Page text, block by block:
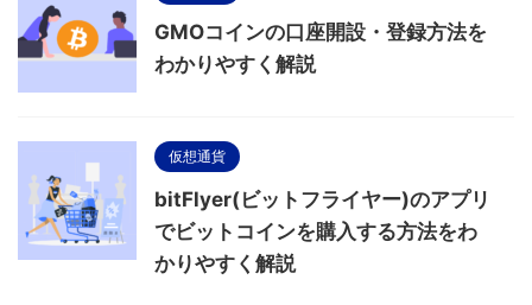
GMOコインの口座開設・登録方法を
わかりやすく解説
仮想通貨
bitFlyer(ビットフライヤー)のアプリ
でビットコインを購入する方法をわ
かりやすく解説